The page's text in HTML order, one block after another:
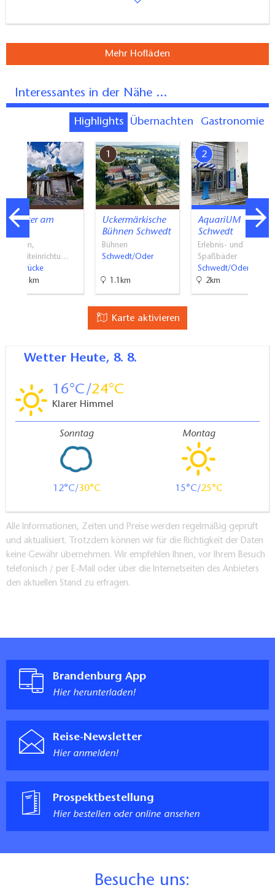
Mehr Hofläden
Interessantes in der Nähe ...
Highlights Übernachten Gastronomie
Theater am
Bühnen,
Freizeiteinrichtu…
Zollbrücke
29.1km
1
Uckermärkische
Bühnen Schwedt
Bühnen
Schwedt/Oder
1.1km
2
AquariUM
Schwedt
Erlebnis- und
Spaßbäder
Schwedt/Oder
2km
Karte aktivieren
Wetter Heute, 8. 8.
16 24
Klarer Himmel
Sonntag
12 30
Montag
15 25
Alle Informationen, Zeiten und Preise werden regelmäßig geprüft
und aktualisiert. Trotzdem können wir für die Richtigkeit der Daten
keine Gewähr übernehmen. Wir empfehlen Ihnen, vor Ihrem Besuch
telefonisch / per E-Mail oder über die Internetseiten des Anbieters
den aktuellen Stand zu erfragen.
Brandenburg App
Hier herunterladen!
Reise-Newsletter
Hier anmelden!
Prospektbestellung
Hier bestellen oder online ansehen
Besuche uns: